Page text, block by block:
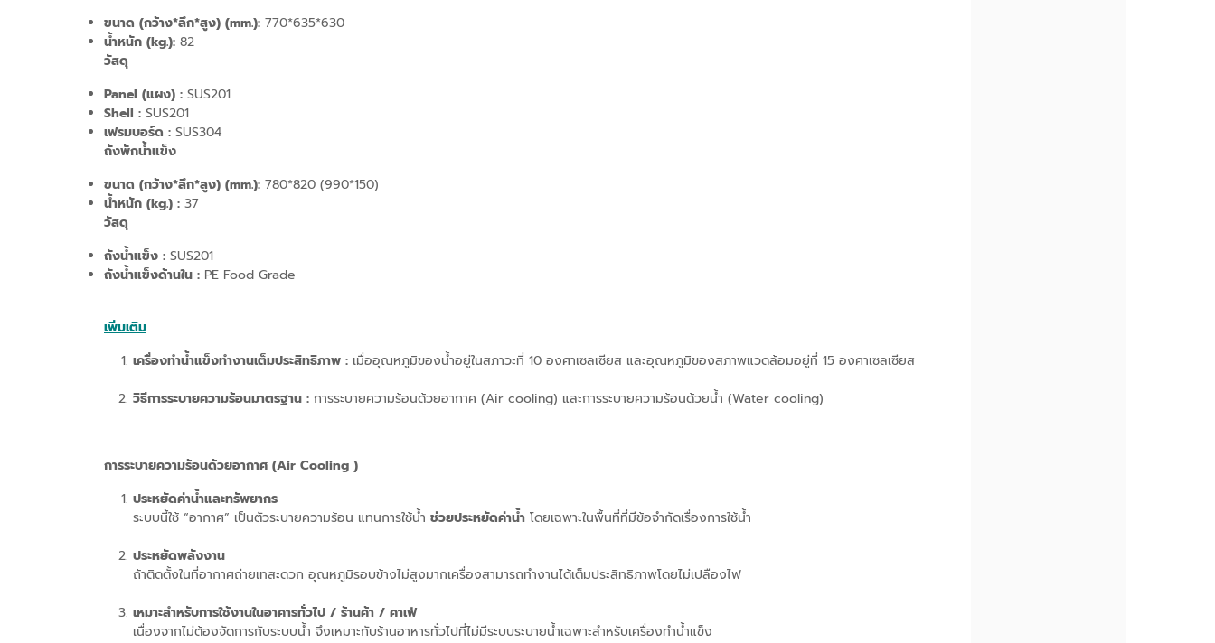
ขนาด (กว้าง*ลึก*สูง) (mm.): 770*635*630
น้ำหนัก (kg.): 82
วัสดุ
Panel (แผง) : SUS201
Shell : SUS201
เฟรมบอร์ด : SUS304
ถังพักน้ำแข็ง
ขนาด (กว้าง*ลึก*สูง) (mm.): 780*820 (990*150)
น้ำหนัก (kg.) : 37
วัสดุ
ถังน้ำแข็ง : SUS201
ถังน้ำแข็งด้านใน : PE Food Grade
เพิ่มเติม
เครื่องทำน้ำแข็งทำงานเต็มประสิทธิภาพ : เมื่ออุณหภูมิของน้ำอยู่ในสภาวะที่ 10 องศาเซลเซียส และอุณหภูมิของสภาพแวดล้อมอยู่ที่ 15 องศาเซลเซียส
วิธีการระบายความร้อนมาตรฐาน : การระบายความร้อนด้วยอากาศ (Air cooling) และการระบายความร้อนด้วยน้ำ (Water cooling)
การระบายความร้อนด้วยอากาศ (Air Cooling )
ประหยัดค่าน้ำและทรัพยากร
ระบบนี้ใช้ “อากาศ” เป็นตัวระบายความร้อน แทนการใช้น้ำ ช่วยประหยัดค่าน้ำ โดยเฉพาะในพื้นที่ที่มีข้อจำกัดเรื่องการใช้น้ำ
ประหยัดพลังงาน
ถ้าติดตั้งในที่อากาศถ่ายเทสะดวก อุณหภูมิรอบข้างไม่สูงมากเครื่องสามารถทำงานได้เต็มประสิทธิภาพโดยไม่เปลืองไฟ
เหมาะสำหรับการใช้งานในอาคารทั่วไป / ร้านค้า / คาเฟ่
เนื่องจากไม่ต้องจัดการกับระบบน้ำ จึงเหมาะกับร้านอาหารทั่วไปที่ไม่มีระบบระบายน้ำเฉพาะสำหรับเครื่องทำน้ำแข็ง